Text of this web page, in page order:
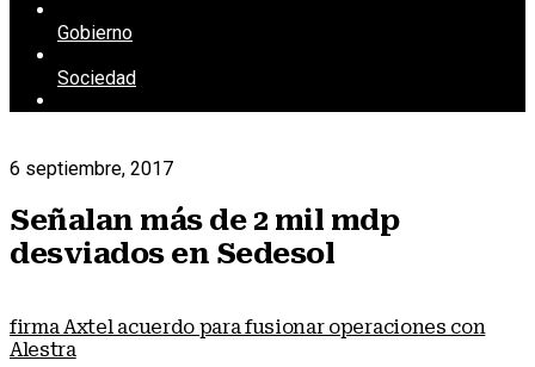
Gobierno
Sociedad
6 septiembre, 2017
Señalan más de 2 mil mdp
desviados en Sedesol
firma Axtel acuerdo para fusionar operaciones con
Alestra